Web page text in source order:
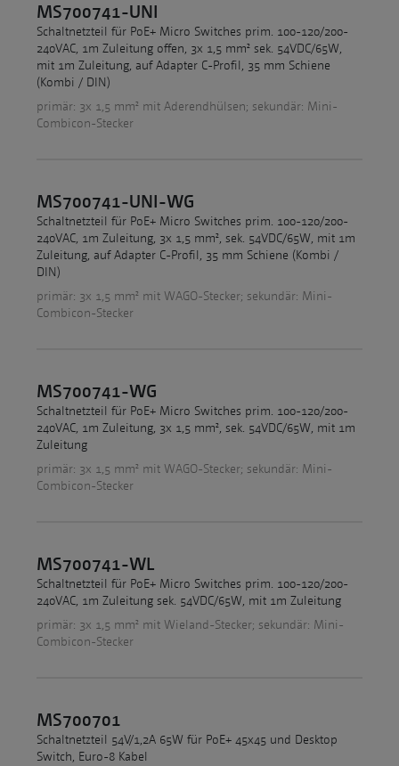
MS700741-UNI
Schaltnetzteil für PoE+ Micro Switches prim. 100-120/200-
240VAC, 1m Zuleitung offen, 3x 1,5 mm² sek. 54VDC/65W,
mit 1m Zuleitung, auf Adapter C-Profil, 35 mm Schiene
(Kombi / DIN)
primär: 3x 1,5 mm² mit Aderendhülsen; sekundär: Mini-
Combicon-Stecker
MS700741-UNI-WG
Schaltnetzteil für PoE+ Micro Switches prim. 100-120/200-
240VAC, 1m Zuleitung, 3x 1,5 mm², sek. 54VDC/65W, mit 1m
Zuleitung, auf Adapter C-Profil, 35 mm Schiene (Kombi /
DIN)
primär: 3x 1,5 mm² mit WAGO-Stecker; sekundär: Mini-
Combicon-Stecker
MS700741-WG
Schaltnetzteil für PoE+ Micro Switches prim. 100-120/200-
240VAC, 1m Zuleitung, 3x 1,5 mm², sek. 54VDC/65W, mit 1m
Zuleitung
primär: 3x 1,5 mm² mit WAGO-Stecker; sekundär: Mini-
Combicon-Stecker
MS700741-WL
Schaltnetzteil für PoE+ Micro Switches prim. 100-120/200-
240VAC, 1m Zuleitung sek. 54VDC/65W, mit 1m Zuleitung
primär: 3x 1,5 mm² mit Wieland-Stecker; sekundär: Mini-
Combicon-Stecker
MS700701
Schaltnetzteil 54V/1,2A 65W für PoE+ 45x45 und Desktop
Switch, Euro-8 Kabel